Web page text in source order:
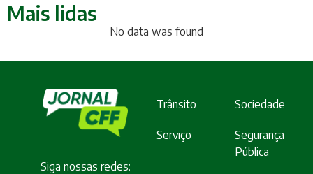
Mais lidas
No data was found
Siga nossas redes:
Trânsito Sociedade
Serviço
Segurança
Pública